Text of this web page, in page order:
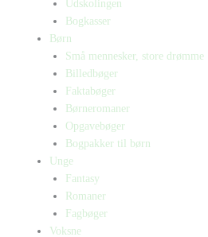
Udskolingen
Bogkasser
Børn
Små mennesker, store drømme
Billedbøger
Faktabøger
Børneromaner
Opgavebøger
Bogpakker til børn
Unge
Fantasy
Romaner
Fagbøger
Voksne